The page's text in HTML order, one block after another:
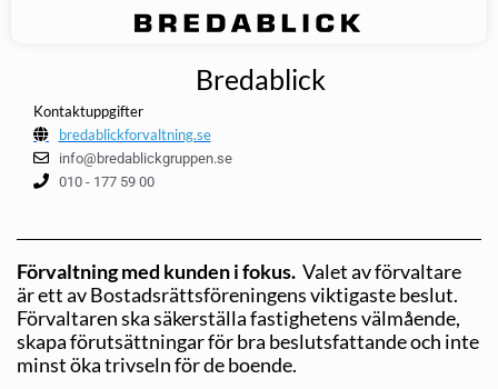
Bredablick
Kontaktuppgifter
bredablickforvaltning.se
info@bredablickgruppen.se
010 - 177 59 00
Förvaltning med kunden i fokus. Valet av förvaltare
är ett av Bostadsrättsföreningens viktigaste beslut.
Förvaltaren ska säkerställa fastighetens välmående,
skapa förutsättningar för bra beslutsfattande och inte
minst öka trivseln för de boende.